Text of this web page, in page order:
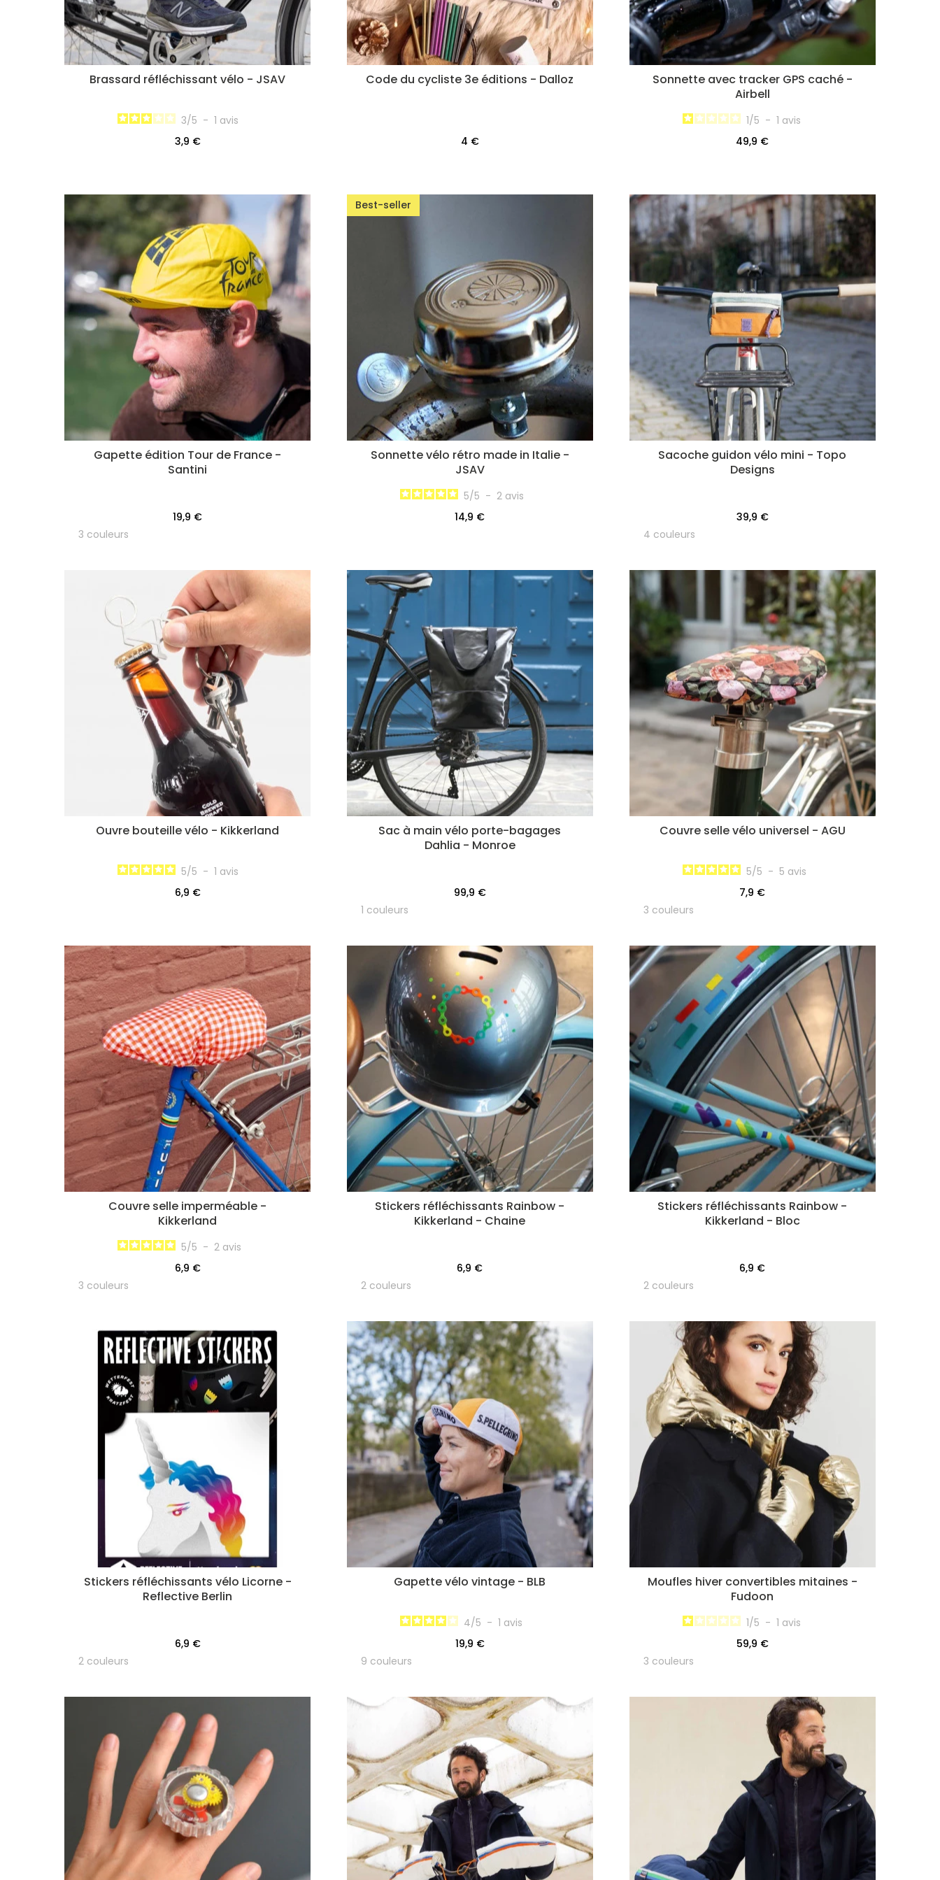
Brassard réfléchissant vélo - JSAV
3/5 - 1 avis
3,9 €
Code du cycliste 3e éditions - Dalloz
4 €
Sonnette avec tracker GPS caché -
Airbell
1/5 - 1 avis
49,9 €
Gapette édition Tour de France -
Santini
19,9 €
3 couleurs
Best-seller
Sonnette vélo rétro made in Italie -
JSAV
5/5 - 2 avis
14,9 €
Sacoche guidon vélo mini - Topo
Designs
39,9 €
4 couleurs
Ouvre bouteille vélo - Kikkerland
5/5 - 1 avis
6,9 €
Sac à main vélo porte-bagages
Dahlia - Monroe
99,9 €
1 couleurs
Couvre selle vélo universel - AGU
5/5 - 5 avis
7,9 €
3 couleurs
Couvre selle imperméable -
Kikkerland
5/5 - 2 avis
6,9 €
3 couleurs
Stickers réfléchissants Rainbow -
Kikkerland - Chaine
6,9 €
2 couleurs
Stickers réfléchissants Rainbow -
Kikkerland - Bloc
6,9 €
2 couleurs
Stickers réfléchissants vélo Licorne -
Reflective Berlin
6,9 €
2 couleurs
Gapette vélo vintage - BLB
4/5 - 1 avis
19,9 €
9 couleurs
Moufles hiver convertibles mitaines -
Fudoon
1/5 - 1 avis
59,9 €
3 couleurs